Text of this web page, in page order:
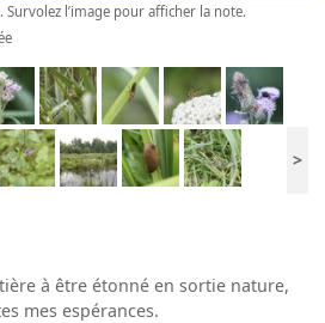
Survolez l’image pour afficher la note.
>
à être étonné en sortie nature,
mes espérances.